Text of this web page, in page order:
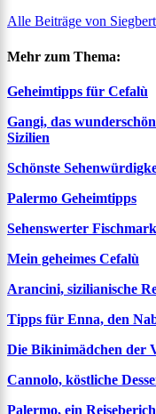
Alle Beiträge von
Mehr zum Thema:
Geheimtipps für Cefalù
Gangi, das
Sizilien
Schönste
Palermo Geheimtipps
Sehenswerter
Mein geheimes Cefalù
Arancini, sizilianische
Tipps für Enna, den
Die Bikinimädchen der
Cannolo, köstliche
Palermo, ein